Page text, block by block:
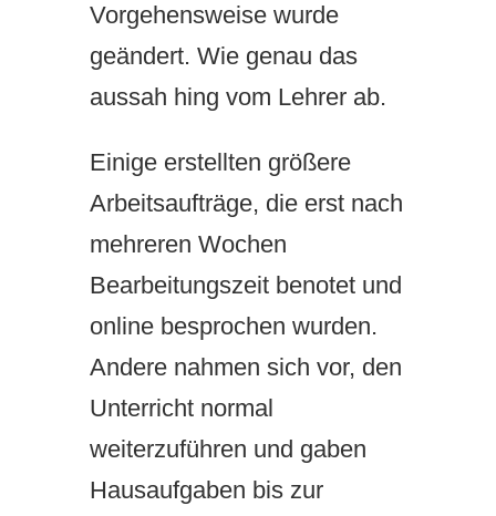
Vorgehensweise wurde
geändert. Wie genau das
aussah hing vom Lehrer ab.
Einige erstellten größere
Arbeitsaufträge, die erst nach
mehreren Wochen
Bearbeitungszeit benotet und
online besprochen wurden.
Andere nahmen sich vor, den
Unterricht normal
weiterzuführen und gaben
Hausaufgaben bis zur